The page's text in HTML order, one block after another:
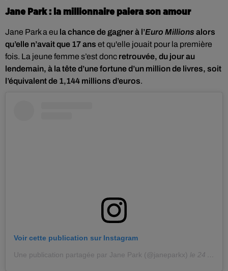
Jane Park : la millionnaire paiera son amour
Jane Park a eu la chance de gagner à l’Euro Millions alors
qu’elle n’avait que 17 ans et qu'elle jouait pour la première
fois. La jeune femme s’est donc retrouvée, du jour au
lendemain, à la tête d’une fortune d’un million de livres, soit
l’équivalent de 1,144 millions d’euros.
Voir cette publication sur Instagram
Une publication partagée par Jane Park (@janeparkx) le 24 Avril 2016 à 8 :04 PDT